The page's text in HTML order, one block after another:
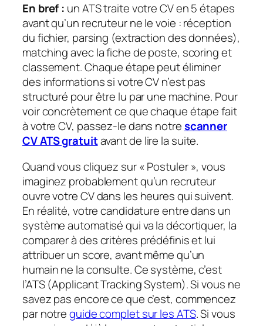
En bref : un ATS traite votre CV en 5 étapes
avant qu’un recruteur ne le voie : réception
du fichier, parsing (extraction des données),
matching avec la fiche de poste, scoring et
classement. Chaque étape peut éliminer
des informations si votre CV n’est pas
structuré pour être lu par une machine. Pour
voir concrètement ce que chaque étape fait
à votre CV, passez-le dans notrescanner
CV ATS gratuitavant de lire la suite.
Quand vous cliquez sur « Postuler », vous
imaginez probablement qu’un recruteur
ouvre votre CV dans les heures qui suivent.
En réalité, votre candidature entre dans un
système automatisé qui va la décortiquer, la
comparer à des critères prédéfinis et lui
attribuer un score, avant même qu’un
humain ne la consulte. Ce système, c’est
l’ATS (Applicant Tracking System). Si vous ne
savez pas encore ce que c’est, commencez
par notreguide complet sur les ATS. Si vous